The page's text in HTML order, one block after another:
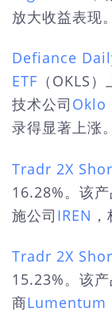
放大收益表现。
Defiance
ETF （OKLS
技术公司 Oklo
录得显著上涨。
Tradr 2X
16.28%。该
施公司 IREN
Tradr 2X
15.23%。该
商Lumentum